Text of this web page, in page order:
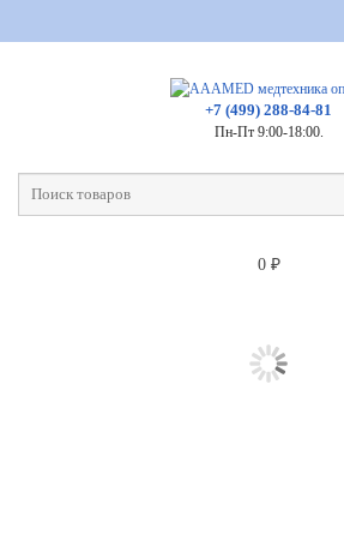
+7 (499) 288-84-81
Пн-Пт 9:00-18:00.
0 ₽